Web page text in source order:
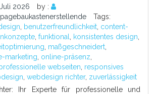
2026
by :
Tags:
benutzerfreundlichkeit content-
funktional konsistentes design
maßgeschneidert
marketing online-präsenz
webseiten responsives
webdesign richter, zuverlässigkeit
Ihr Experte für professionelle und